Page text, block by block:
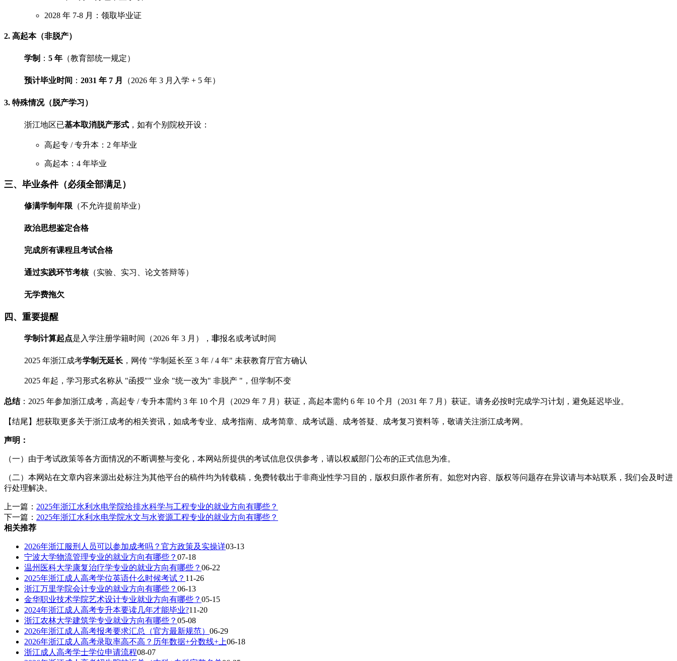
2028 年 7-8 月：领取毕业证
2. 高起本（非脱产）
学制 ： 5 年 （教育部统一规定）
预计毕业时间 ： 2031 年 7 月 （2026 年 3 月入学 + 5 年）
3. 特殊情况（脱产学习）
浙江地区已基本取消脱产形式 ，如有个别院校开设：
高起专 / 专升本：2 年毕业
高起本：4 年毕业
三、毕业条件（必须全部满足）
修满学制年限 （不允许提前毕业）
政治思想鉴定合格
完成所有课程且考试合格
通过实践环节考核（实验、实习、论文答辩等）
无学费拖欠
四、重要提醒
学制计算起点是入学注册学籍时间（2026 年 3 月）， 非报名或考试时间
2025 年浙江成考学制无延长 ，网传 "学制延长至 3 年 / 4 年" 未获教育厅官方确认
2025 年起，学习形式名称从 "函授"" 业余 "统一改为" 非脱产 "，但学制不变
总结：2025 年参加浙江成考，高起专 / 专升本需约 3 年 10 个月（2029 年 7 月）获证，高起本需约 6 年 10 个月（2031 年 7 月）获证。请务必按时完成学习计划，避免延迟毕业。
【结尾】想获取更多关于浙江成考的相关资讯，如成考专业、成考指南、成考简章、成考试题、成考答疑、成考复习资料等，敬请关注浙江成考网。
声明：
（一）由于考试政策等各方面情况的不断调整与变化，本网站所提供的考试信息仅供参考，请以权威部门公布的正式信息为准。
（二）本网站在文章内容来源出处标注为其他平台的稿件均为转载稿，免费转载出于非商业性学习目的，版权归原作者所有。如您对内容、版权等问题存在异议请与本站联系，我们会及时进
行处理解决。
上一篇： 2025年浙江水利水电学院给排水科学与工程专业的就业方向有哪些？
下一篇： 2025年浙江水利水电学院水文与水资源工程专业的就业方向有哪些？
相关推荐
2026年浙江服刑人员可以参加成考吗？官方政策及实操详03-13
宁波大学物流管理专业的就业方向有哪些？ 07-18
温州医科大学康复治疗学专业的就业方向有哪些？ 06-22
2025年浙江成人高考学位英语什么时候考试？ 11-26
浙江万里学院会计专业的就业方向有哪些？ 06-13
金华职业技术学院艺术设计专业就业方向有哪些？ 05-15
2024年浙江成人高考专升本要读几年才能毕业?11-20
浙江农林大学建筑学专业就业方向有哪些？ 05-08
2026年浙江成人高考报考要求汇总（官方最新规范） 06-29
2026年浙江成人高考录取率高不高？历年数据+分数线+上06-18
浙江成人高考学士学位申请流程08-07